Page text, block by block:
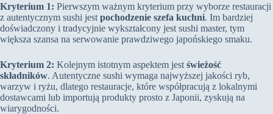
Kryterium 1: Pierwszym ważnym kryterium przy wyborze restauracji
z autentycznym sushi jest pochodzenie szefa kuchni. Im bardziej
doświadczony i tradycyjnie wykształcony jest sushi master, tym
większa szansa na serwowanie prawdziwego japońskiego smaku.
Kryterium 2: Kolejnym istotnym aspektem jest świeżość
składników. Autentyczne sushi wymaga najwyższej jakości ryb,
warzyw i ryżu, dlatego restauracje, które współpracują z lokalnymi
dostawcami lub importują produkty prosto z Japonii, zyskują na
wiarygodności.